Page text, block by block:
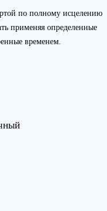
по полному исцелению
применяя определенные
временем.